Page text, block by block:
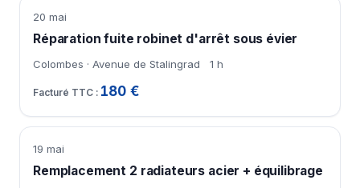
20 mai
Réparation fuite robinet d'arrêt sous évier
Colombes · Avenue de Stalingrad 1 h
180 €
19 mai
Remplacement 2 radiateurs acier + équilibrage